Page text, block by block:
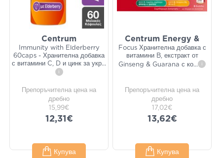
Centrum
Immunity with Elderberry
60caps - Хранителна добавка
с витамини C, D и цинк за укр...
i
Препоръчителна цена на
дребно
15,99€
12,31€
Купува
Centrum Energy &
Focus Хранителна добавка с
витамини B, екстракт от
Ginseng & Guarana с ко... i
Препоръчителна цена на
дребно
17,02€
13,62€
Купува